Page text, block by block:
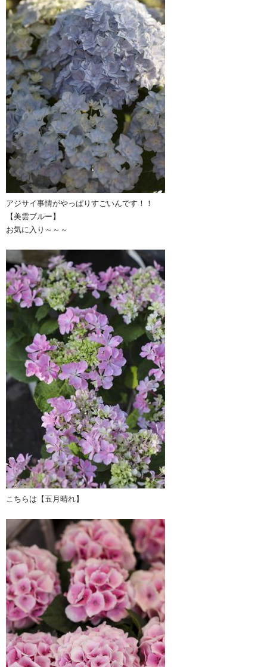
アジサイ事情がやっぱりすごいんです！！
【美雲ブルー】
お気に入り～～～
こちらは【五月晴れ】